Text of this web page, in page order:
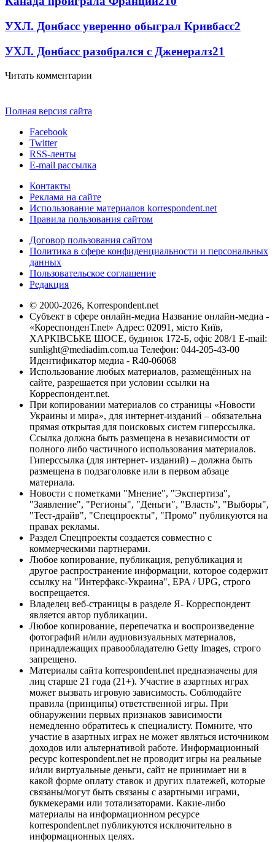
УХЛ. Донбасс уверенно обыграл Кривбасс2
УХЛ. Донбасс разобрался с Дженералз21
Читать комментарии
Полная версия сайта
Facebook
Twitter
RSS-ленты
E-mail рассылка
Контакты
Реклама на сайте
Использование материалов korrespondent.net
Правила пользования сайтом
Договор пользования сайтом
Политика в сфере конфиденциальности и персональных
данных
Пользовательское соглашение
Редакция
© 2000-2026, Korrespondent.net
Субъект в сфере онлайн-медиа Название онлайн-медиа -
«КореспонденТ.net» Адрес: 02091, місто Київ,
ХАРКІВСЬКЕ ШОСЕ, будинок 172-Б, офіс 208/1 E-mail:
sunlight@mediadim.com.ua Телефон: 044-205-43-00
Идентификатор медиа - R40-06068
Использование любых материалов, размещённых на
сайте, разрешается при условии ссылки на
Корреспондент.net.
При копировании материалов со страницы «Новости
Украины и мира», для интернет-изданий – обязательна
прямая открытая для поисковых систем гиперссылка.
Ссылка должна быть размещена в независимости от
полного либо частичного использования материалов.
Гиперссылка (для интернет- изданий) – должна быть
размещена в подзаголовке или в первом абзаце
материала.
Новости с пометками "Мнение", "Экспертиза",
"Заявление", "Регионы", "Деньги", "Власть", "Выборы",
"Тест-драйв", "Спецпроекты", "Промо" публикуются на
правах рекламы.
Раздел Спецпроекты создается совместно с
коммерческими партнерами.
Любое копирование, публикация, републикация и
другое распространение информации, которое содержит
ссылку на "Интерфакс-Украина", EPA / UPG, строго
воспрещается.
Владелец веб-страницы в разделе Я- Корреспондент
является автор публикации.
Любое копирование, перепечатка и воспроизведение
фотографий и/или аудиовизуальных материалов,
принадлежащих правообладателю Getty Images, строго
запрещено.
Материалы сайта korrespondent.net предназначены для
лиц старше 21 года (21+). Участие в азартных играх
может вызвать игровую зависимость. Соблюдайте
правила (принципы) ответственной игры. При
обнаружении первых признаков зависимости
немедленно обратитесь к специалисту. Помните, что
участие в азартных играх не может являться источником
доходов или альтернативой работе. Информационный
ресурс korrespondent.net не проводит игры на реальные
и/или виртуальные деньги, сайт не принимает ни в
какой форме оплату ставок и других платежей, которые
связаны/могут быть связаны с азартными играми,
букмекерами или тотализаторами. Какие-либо
материалы на информационном ресурсе
korrespondent.net публикуются исключительно в
информационных целях.